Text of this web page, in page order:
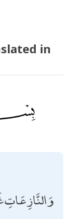
in
وَالنَّازِعَاتِ